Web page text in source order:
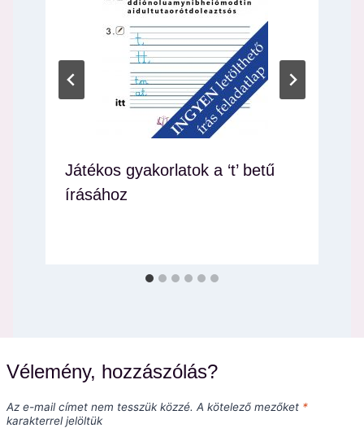
Játékos gyakorlatok a ‘t’ betű
írásához
Vélemény, hozzászólás?
Az e-mail címet nem tesszük közzé. A kötelező mezőket *
karakterrel jelöltük